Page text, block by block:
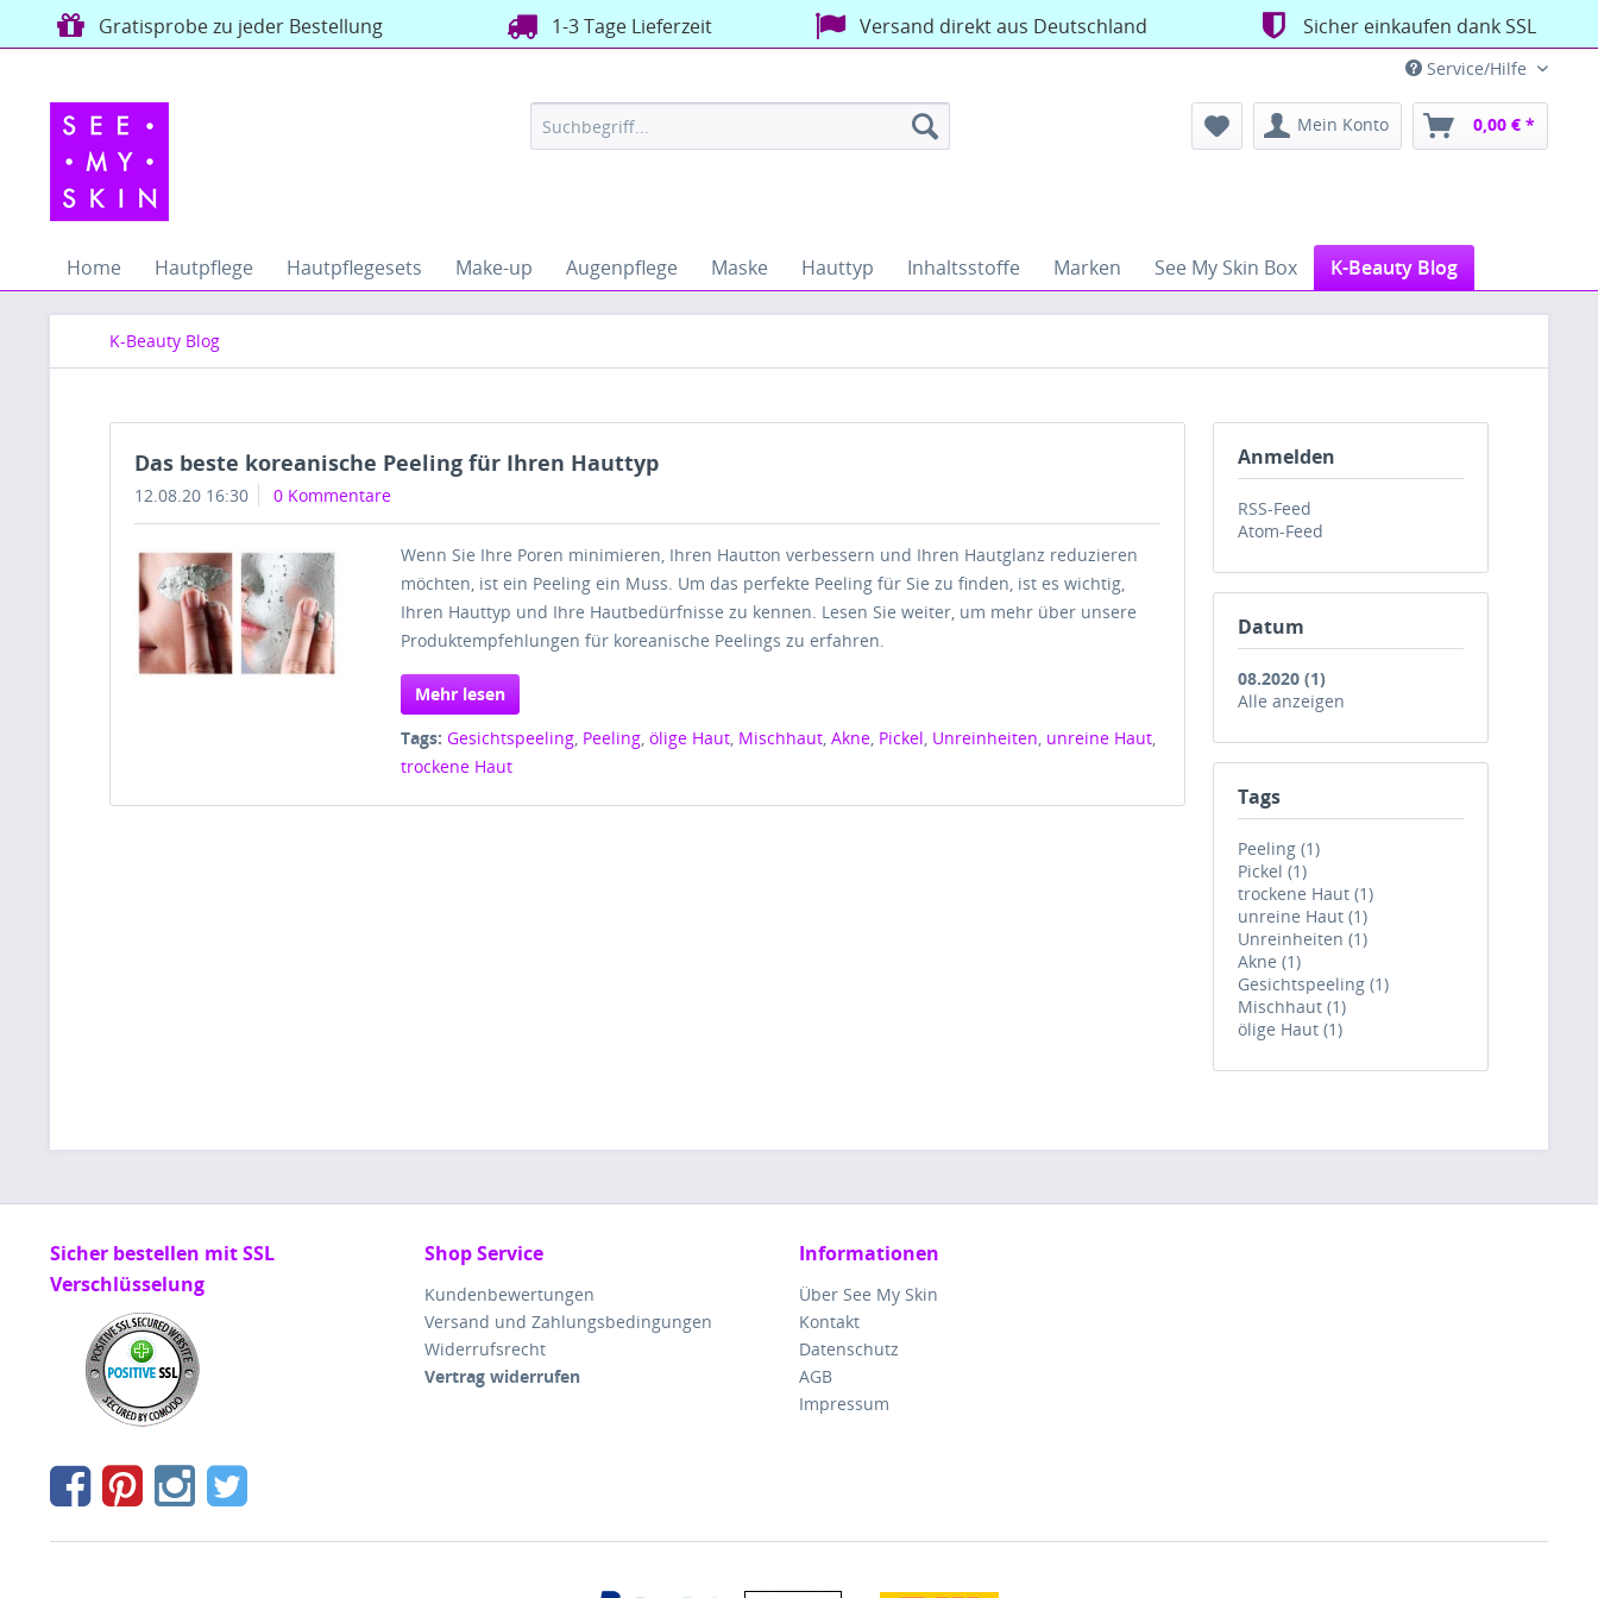
Gratisprobe zu jeder Bestellung 1-3 Tage Lieferzeit Versand direkt aus Deutschland Sicher einkaufen dank SSL
Service/Hilfe
Mein Konto 0,00 € *
Home Hautpflege Hautpflegesets Make-up Augenpflege Maske Hauttyp Inhaltsstoffe Marken See My Skin Box K-Beauty Blog
K-Beauty Blog
Anmelden
RSS-Feed
Atom-Feed
Datum
08.2020 (1)
Alle anzeigen
Tags
Peeling (1)
Pickel (1)
trockene Haut (1)
unreine Haut (1)
Unreinheiten (1)
Akne (1)
Gesichtspeeling (1)
Mischhaut (1)
ölige Haut (1)
Das beste koreanische Peeling für Ihren Hauttyp
12.08.20 16:30 0 Kommentare
Wenn Sie Ihre Poren minimieren, Ihren Hautton verbessern und Ihren Hautglanz reduzieren
möchten, ist ein Peeling ein Muss. Um das perfekte Peeling für Sie zu finden, ist es wichtig,
Ihren Hauttyp und Ihre Hautbedürfnisse zu kennen. Lesen Sie weiter, um mehr über unsere
Produktempfehlungen für koreanische Peelings zu erfahren.
Mehr lesen
Tags: Gesichtspeeling, Peeling,ölige Haut, Mischhaut,Akne, Pickel, Unreinheiten, unreine Haut,
trockene Haut
Sicher bestellen mit SSL
Verschlüsselung
Shop Service
Kundenbewertungen
Versand und Zahlungsbedingungen
Widerrufsrecht
Vertrag widerrufen
Informationen
Über See My Skin
Kontakt
Datenschutz
AGB
Impressum